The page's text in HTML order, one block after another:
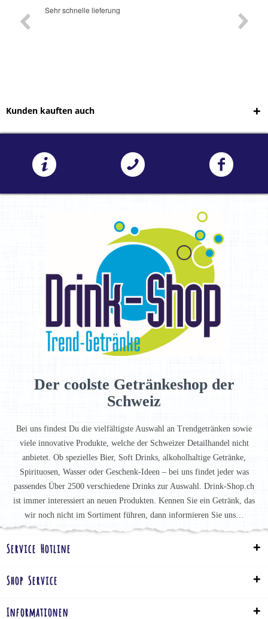
Sehr schnelle lieferung
ich
sehr
Kunden kauften auch
Der coolste Getränkeshop der
Schweiz
Bei uns findest Du die vielfältigste Auswahl an Trendgetränken sowie
viele innovative Produkte, welche der Schweizer Detailhandel nicht
anbietet. Ob spezielles Bier, Soft Drinks, alkoholhaltige Getränke,
Spirituosen, Wasser oder Geschenk-Ideen – bei uns findet jeder was
passendes Über 2500 verschiedene Drinks zur Auswahl. Drink-Shop.ch
ist immer interessiert an neuen Produkten. Kennen Sie ein Getränk, das
wir noch nicht im Sortiment führen, dann informieren Sie uns…
Service Hotline
Shop Service
Informationen